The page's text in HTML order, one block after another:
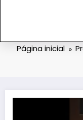
Página inicial